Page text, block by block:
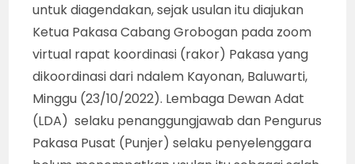
untuk diagendakan, sejak usulan itu diajukan
Ketua Pakasa Cabang Grobogan pada zoom
virtual rapat koordinasi (rakor) Pakasa yang
dikoordinasi dari ndalem Kayonan, Baluwarti,
Minggu (23/10/2022). Lembaga Dewan Adat
(LDA) selaku penanggungjawab dan Pengurus
Pakasa Pusat (Punjer) selaku penyelenggara